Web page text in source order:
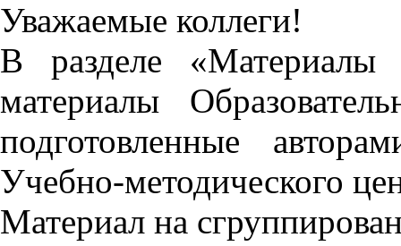
Уважаемые коллеги!
В разделе «Материалы
материалы
подготовленные
Учебно-методического
Материал на